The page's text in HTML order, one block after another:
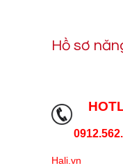
Hồ sơ
Hali.vn